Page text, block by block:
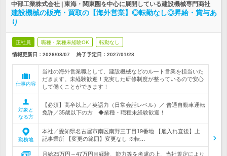
中部工業株式会社 | 東海・関東圏を中心に展開している建設機械専門商社
建設機械の販売・買取の【海外営業】◎転勤なし◎昇給・賞与あ
り
正社員 職種・業種未経験OK 転勤なし
情報更新日：2026/08/07 終了予定日： 2027/01/28
仕事内容
当社の海外営業職として、建設機械などのルート営業を担当いた
だきます。未経験歓迎！充実した研修制度が整っているので安心
して働くことができます！
対象と
なる方
【必須】高卒以上／英語力（日常会話レベル）／ 普通自動車運転
免許／35歳以下の方 ◆業種・職種未経験歓迎！
勤務地
本社／愛知県名古屋市南区南野三丁目19番地 【雇入れ直後】上
記事業所 【変更の範囲】変更なし ※転…
月給25万円～47万円※経験、能力等を考慮の上、当社規定により